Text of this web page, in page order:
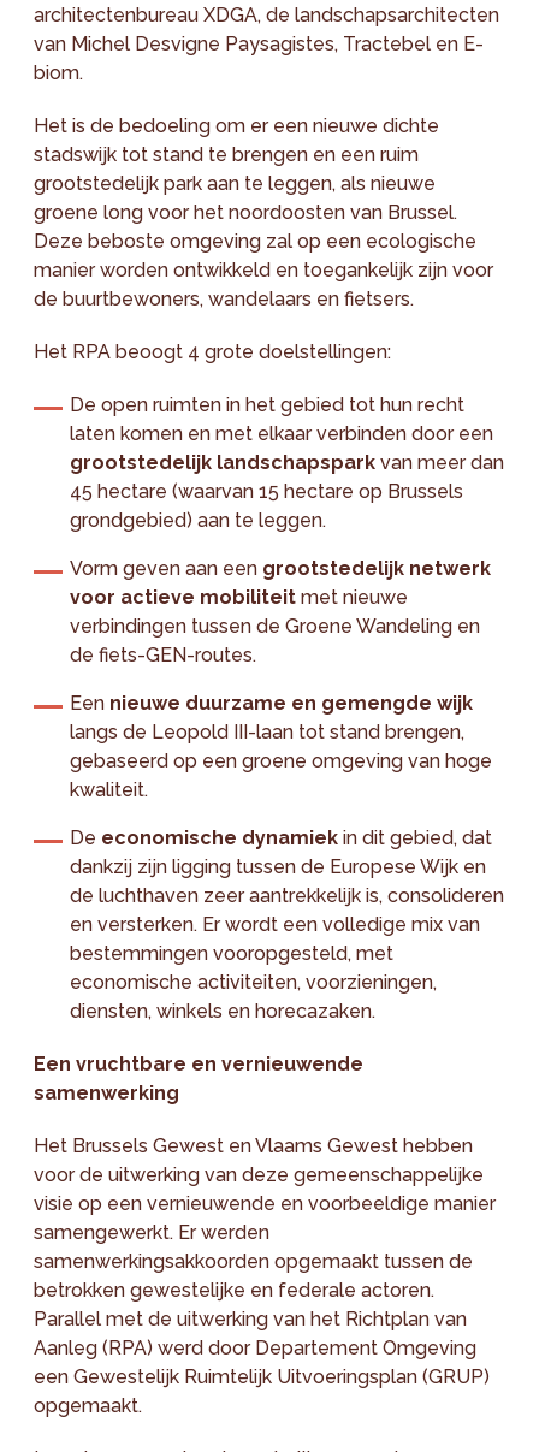
architectenbureau XDGA, de landschapsarchitecten
van Michel Desvigne Paysagistes, Tractebel en E-
biom.
Het is de bedoeling om er een nieuwe dichte
stadswijk tot stand te brengen en een ruim
grootstedelijk park aan te leggen, als nieuwe
groene long voor het noordoosten van Brussel.
Deze beboste omgeving zal op een ecologische
manier worden ontwikkeld en toegankelijk zijn voor
de buurtbewoners, wandelaars en fietsers.
Het RPA beoogt 4 grote doelstellingen:
De open ruimten in het gebied tot hun recht
laten komen en met elkaar verbinden door een
grootstedelijk landschapspark van meer dan
45 hectare (waarvan 15 hectare op Brussels
grondgebied) aan te leggen.
Vorm geven aan een grootstedelijk netwerk
voor actieve mobiliteit met nieuwe
verbindingen tussen de Groene Wandeling en
de fiets-GEN-routes.
Een nieuwe duurzame en gemengde wijk
langs de Leopold III-laan tot stand brengen,
gebaseerd op een groene omgeving van hoge
kwaliteit.
De economische dynamiek in dit gebied, dat
dankzij zijn ligging tussen de Europese Wijk en
de luchthaven zeer aantrekkelijk is, consolideren
en versterken. Er wordt een volledige mix van
bestemmingen vooropgesteld, met
economische activiteiten, voorzieningen,
diensten, winkels en horecazaken.
Een vruchtbare en vernieuwende
samenwerking
Het Brussels Gewest en Vlaams Gewest hebben
voor de uitwerking van deze gemeenschappelijke
visie op een vernieuwende en voorbeeldige manier
samengewerkt. Er werden
samenwerkingsakkoorden opgemaakt tussen de
betrokken gewestelijke en federale actoren.
Parallel met de uitwerking van het Richtplan van
Aanleg (RPA) werd door Departement Omgeving
een Gewestelijk Ruimtelijk Uitvoeringsplan (GRUP)
opgemaakt.